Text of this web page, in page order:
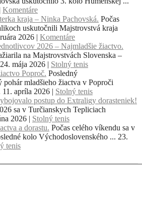
Komentáre
kraja – Ninka Pachovská. Počas
uskutočnili Majstrovstvá kraja
2026 | Komentáre
2026 – Najmladšie žiactvo.
na Majstrovstvách Slovenska –
24. mája 2026 | Stolný tenis
Poproč. Posledný
mladšieho žiactva v Poproči
11. apríla 2026 | Stolný tenis
postup do Extraligy dorasteniek!
sa v Turčianskych Tepliciach
2026 | Stolný tenis
a dorastu. Počas celého víkendu sa v
kolo Východoslovenského ... 23.
tenis